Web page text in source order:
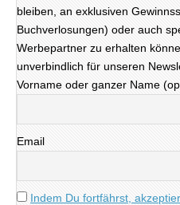
bleiben, an exklusiven
Buchverlosungen) oder auch
Werbepartner zu erhalten
unverbindlich für unseren
Vorname oder ganzer Name
Email
Indem Du fortfährst,